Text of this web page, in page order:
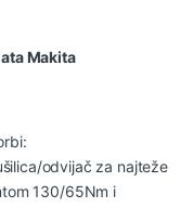
Makita
odvijač za najteže
130/65Nm i